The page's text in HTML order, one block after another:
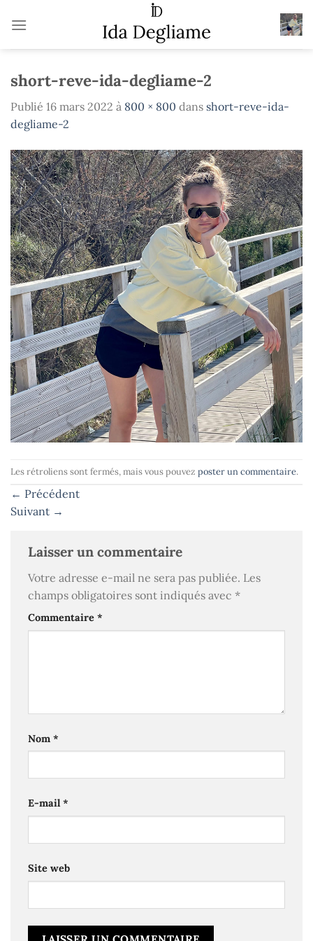
short-reve-ida-degliame-2
Publié 16 mars 2022 à 800 × 800 dans short-reve-ida-
degliame-2
Les rétroliens sont fermés, mais vous pouvez poster un commentaire.
← Précédent
Suivant →
Laisser un commentaire
Votre adresse e-mail ne sera pas publiée. Les
champs obligatoires sont indiqués avec *
Commentaire *
Nom *
E-mail*
Site web